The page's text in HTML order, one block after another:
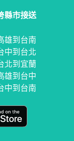
縣市接送
雄到台南
中到台北
北到宜蘭
雄到台中
中到台南